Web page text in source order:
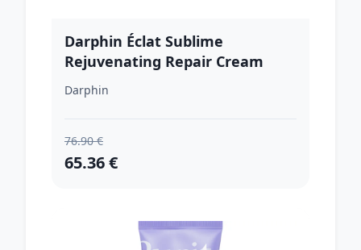
Darphin Éclat Sublime
Rejuvenating Repair Cream
regeneračný krém pre
spevnenie pleti 50 ml
Darphin
76.90 €
65.36 €